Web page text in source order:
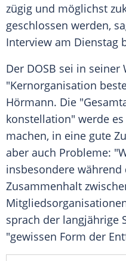
zügig und möglichst
geschlossen werden,
Interview am Dienstag
Der DOSB sei in
"Kernorganisation
Hörmann. Die
konstellation" werde
machen, in eine gute
aber auch Probleme:
insbesondere
Zusammenhalt
sprach der langjährige
"gewissen Form der